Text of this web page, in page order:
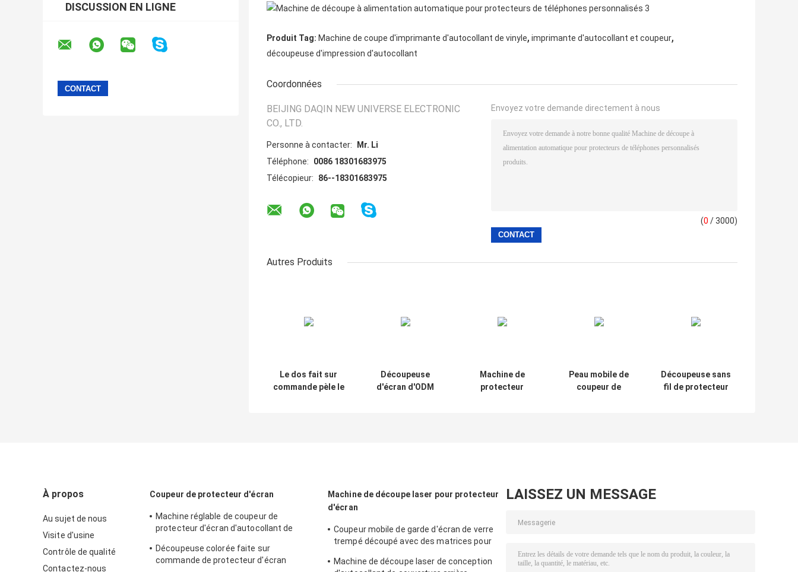
DISCUSSION EN LIGNE
Produit Tag: Machine de coupe d'imprimante d'autocollant de vinyle, imprimante d'autocollant et coupeur,
découpeuse d'impression d'autocollant
Coordonnées
BEIJING DAQIN NEW UNIVERSE ELECTRONIC
CO., LTD.
Personne à contacter:
Mr. Li
Téléphone:
0086 18301683975
Télécopieur:
86--18301683975
Envoyez votre demande directement à nous
(0 / 3000)
Autres Produits
Le dos fait sur
commande pèle le
Découpeuse
d'écran d'ODM
Machine de
protecteur
Peau mobile de
coupeur de
Découpeuse sans
fil de protecteur
À propos
Au sujet de nous
Visite d'usine
Contrôle de qualité
Contactez-nous
Coupeur de protecteur d'écran
Machine réglable de coupeur de
protecteur d'écran d'autocollant de
Découpeuse colorée faite sur
commande de protecteur d'écran
Machine de découpe laser pour protecteur
d'écran
Coupeur mobile de garde d'écran de verre
trempé découpé avec des matrices pour
Machine de découpe laser de conception
LAISSEZ UN MESSAGE